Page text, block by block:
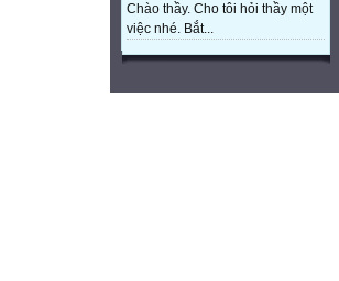
Chào thầy. Cho tôi hỏi thầy một
việc nhé. Bắt...